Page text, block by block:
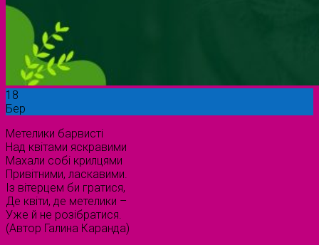
18
Бер
Метелики барвисті
Над квітами яскравими
Махали собі крилцями
Привітними, ласкавими.
Із вітерцем би гратися,
Де квіти, де метелики –
Уже й не розібратися.
(Автор Галина Каранда)